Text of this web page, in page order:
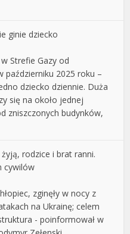
ginie dziecko
Strefie Gazy od
październiku 2025 roku –
dziecko dziennie. Duża
się na około jednej
zniszczonych budynków,
rodzice i brat ranni.
cywilów
zginęły w nocy z
na Ukrainę; celem
- poinformował w